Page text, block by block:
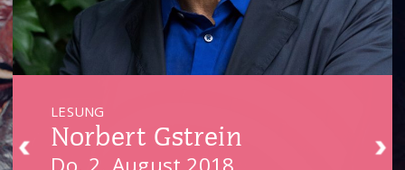
LESUNG
Norbert Gstrein